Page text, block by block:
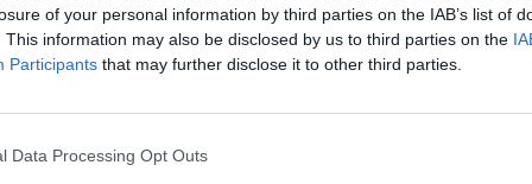
of your personal information by third parties on the IAB’s list of
This information may also be disclosed by us to third parties on the
Participants that may further disclose it to other third parties.
Data Processing Opt Outs
viabilità
mondo